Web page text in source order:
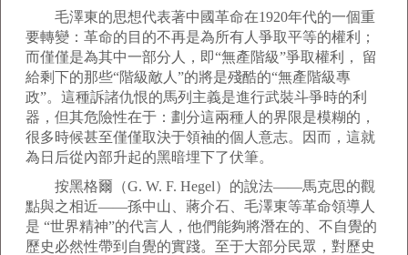
毛澤東的思想代表著中國革命在1920年代的一個重
要轉變：革命的目的不再是為所有人爭取平等的權利；
而僅僅是為其中一部分人，即“無產階級”爭取權利， 留
給剩下的那些“階級敵人”的將是殘酷的“無產階級專
政”。這種訴諸仇恨的馬列主義是進行武裝斗爭時的利
器，但其危險性在于：劃分這兩種人的界限是模糊的，
很多時候甚至僅僅取決于領袖的個人意志。因而，這就
為日后從內部升起的黑暗埋下了伏筆。
按黑格爾（G. W. F. Hegel）的說法——馬克思的觀
點與之相近——孫中山、蔣介石、毛澤東等革命領導人
是 “世界精神”的代言人，他們能夠將潛在的、不自覺的
歷史必然性帶到自覺的實踐。至于大部分民眾，對歷史